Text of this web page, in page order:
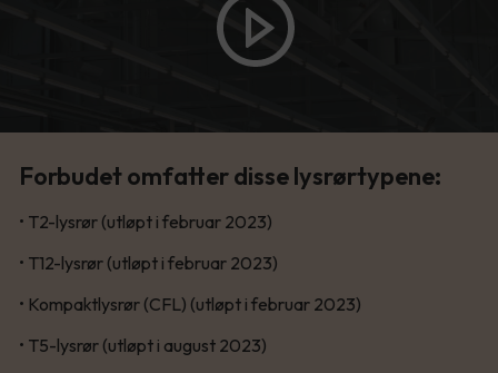
Forbudet omfatter disse lysrørtypene:
• T2-lysrør (utløpt i februar 2023)
• T12-lysrør (utløpt i februar 2023)
• Kompaktlysrør (CFL) (utløpt i februar 2023)
• T5-lysrør (utløpt i august 2023)